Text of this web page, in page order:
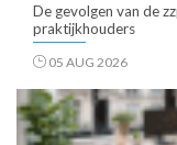
De gevolgen van de
praktijkhouders
05 AUG 2026